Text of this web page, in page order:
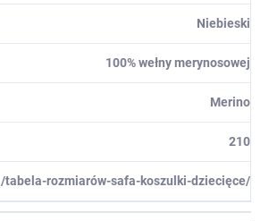
Niebieski
100% wełny merynosowej
Merino
210
/tabela-rozmiarów-safa-koszulki-dziecięce/